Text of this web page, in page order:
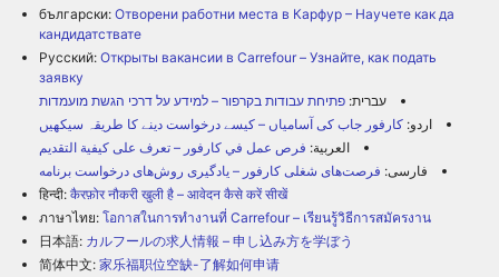
български: Отворени работни места в Карфур – Научете как да
кандидатствате
Русский: Открыты вакансии в Carrefour – Узнайте, как подать
заявку
עברית: פתיחת עבודות בקרפור – למידע על דרכי הגשת מועמדות
اردو: کارفور جاب کی آسامیاں – کیسے درخواست دینے کا طریقہ سیکھیں
العربية: فرص عمل في كارفور – تعرف على كيفية التقديم
فارسی: فرصت‌های شغلی کارفور – یادگیری روش‌های درخواست برنامه
हिन्दी: कैरफ़ोर नौकरी खुली है – आवेदन कैसे करें सीखें
ภาษาไทย: โอกาสในการทำงานที่ Carrefour – เรียนรู้วิธีการสมัครงาน
日本語: カルフールの求人情報 – 申し込み方を学ぼう
简体中文: 家乐福职位空缺-了解如何申请